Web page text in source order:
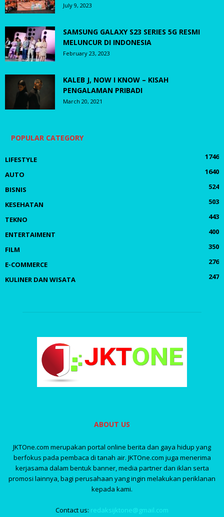
July 9, 2023
SAMSUNG GALAXY S23 SERIES 5G RESMI
MELUNCUR DI INDONESIA
February 23, 2023
KALEB J, NOW I KNOW – KISAH
PENGALAMAN PRIBADI
March 20, 2021
POPULAR CATEGORY
LIFESTYLE
1746
AUTO
1640
BISNIS
524
KESEHATAN
503
TEKNO
443
ENTERTAIMENT
400
FILM
350
E-COMMERCE
276
KULINER DAN WISATA
247
ABOUT US
JKTOne.com merupakan portal online berita dan gaya hidup yang
berfokus pada pembaca di tanah air. JKTOne.com juga menerima
kerjasama dalam bentuk banner, media partner dan iklan serta
promosi lainnya, bagi perusahaan yang ingin melakukan periklanan
kepada kami.
Contact us: redaksijktone@gmail.com